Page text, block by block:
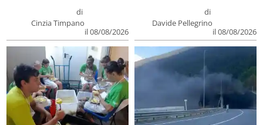
di
Cinzia Timpano
il 08/08/2026
di
Davide Pellegrino
il 08/08/2026